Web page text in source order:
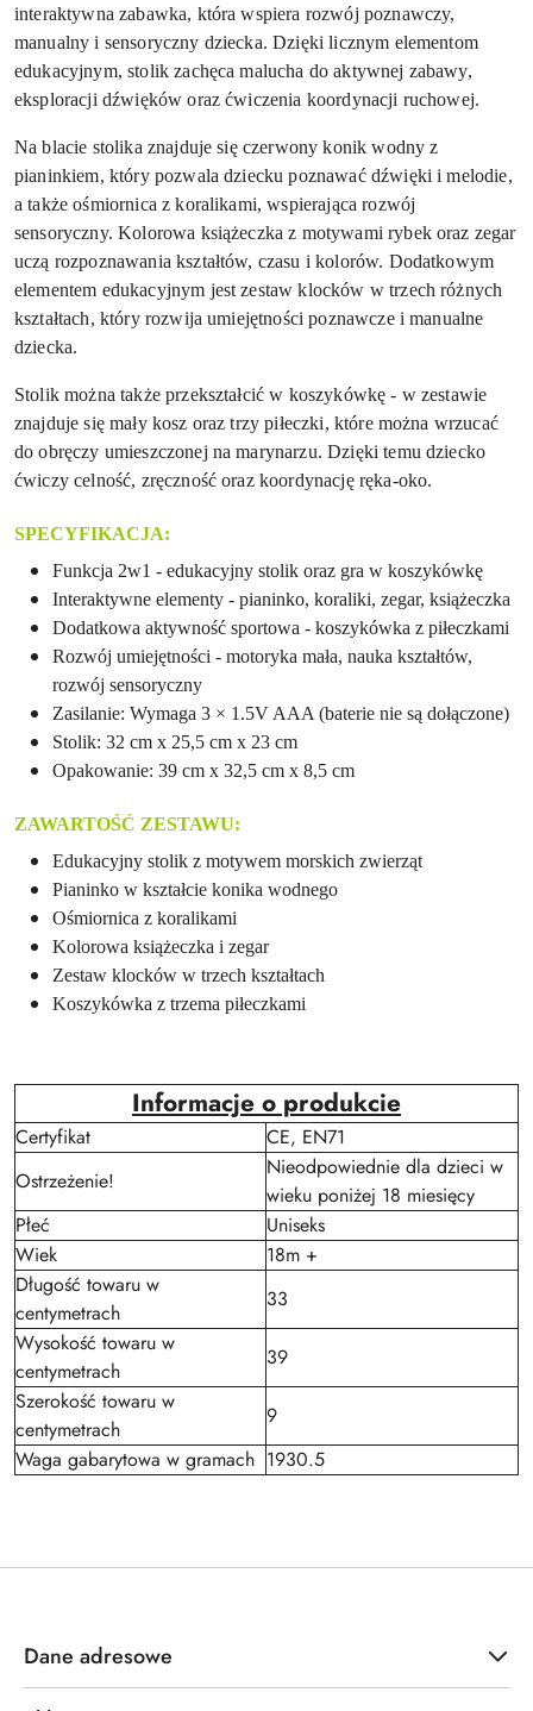
interaktywna zabawka, która wspiera rozwój poznawczy,
manualny i sensoryczny dziecka. Dzięki licznym elementom
edukacyjnym, stolik zachęca malucha do aktywnej zabawy,
eksploracji dźwięków oraz ćwiczenia koordynacji ruchowej.
Na blacie stolika znajduje się czerwony konik wodny z
pianinkiem, który pozwala dziecku poznawać dźwięki i melodie,
a także ośmiornica z koralikami, wspierająca rozwój
sensoryczny. Kolorowa książeczka z motywami rybek oraz zegar
uczą rozpoznawania kształtów, czasu i kolorów. Dodatkowym
elementem edukacyjnym jest zestaw klocków w trzech różnych
kształtach, który rozwija umiejętności poznawcze i manualne
dziecka.
Stolik można także przekształcić w koszykówkę - w zestawie
znajduje się mały kosz oraz trzy piłeczki, które można wrzucać
do obręczy umieszczonej na marynarzu. Dzięki temu dziecko
ćwiczy celność, zręczność oraz koordynację ręka-oko.
SPECYFIKACJA:
Funkcja 2w1 - edukacyjny stolik oraz gra w koszykówkę
Interaktywne elementy - pianinko, koraliki, zegar, książeczka
Dodatkowa aktywność sportowa - koszykówka z piłeczkami
Rozwój umiejętności - motoryka mała, nauka kształtów,
rozwój sensoryczny
Zasilanie: Wymaga 3 × 1.5V AAA (baterie nie są dołączone)
Stolik: 32 cm x 25,5 cm x 23 cm
Opakowanie: 39 cm x 32,5 cm x 8,5 cm
ZAWARTOŚĆ ZESTAWU:
Edukacyjny stolik z motywem morskich zwierząt
Pianinko w kształcie konika wodnego
Ośmiornica z koralikami
Kolorowa książeczka i zegar
Zestaw klocków w trzech kształtach
Koszykówka z trzema piłeczkami
Informacje o produkcie
Certyfikat
CE, EN71
Ostrzeżenie!
Nieodpowiednie dla dzieci w
wieku poniżej 18 miesięcy
Płeć
Uniseks
Wiek
18m +
Długość towaru w
centymetrach
33
Wysokość towaru w
centymetrach
39
Szerokość towaru w
centymetrach
9
Waga gabarytowa w gramach 1930.5
Dane adresowe